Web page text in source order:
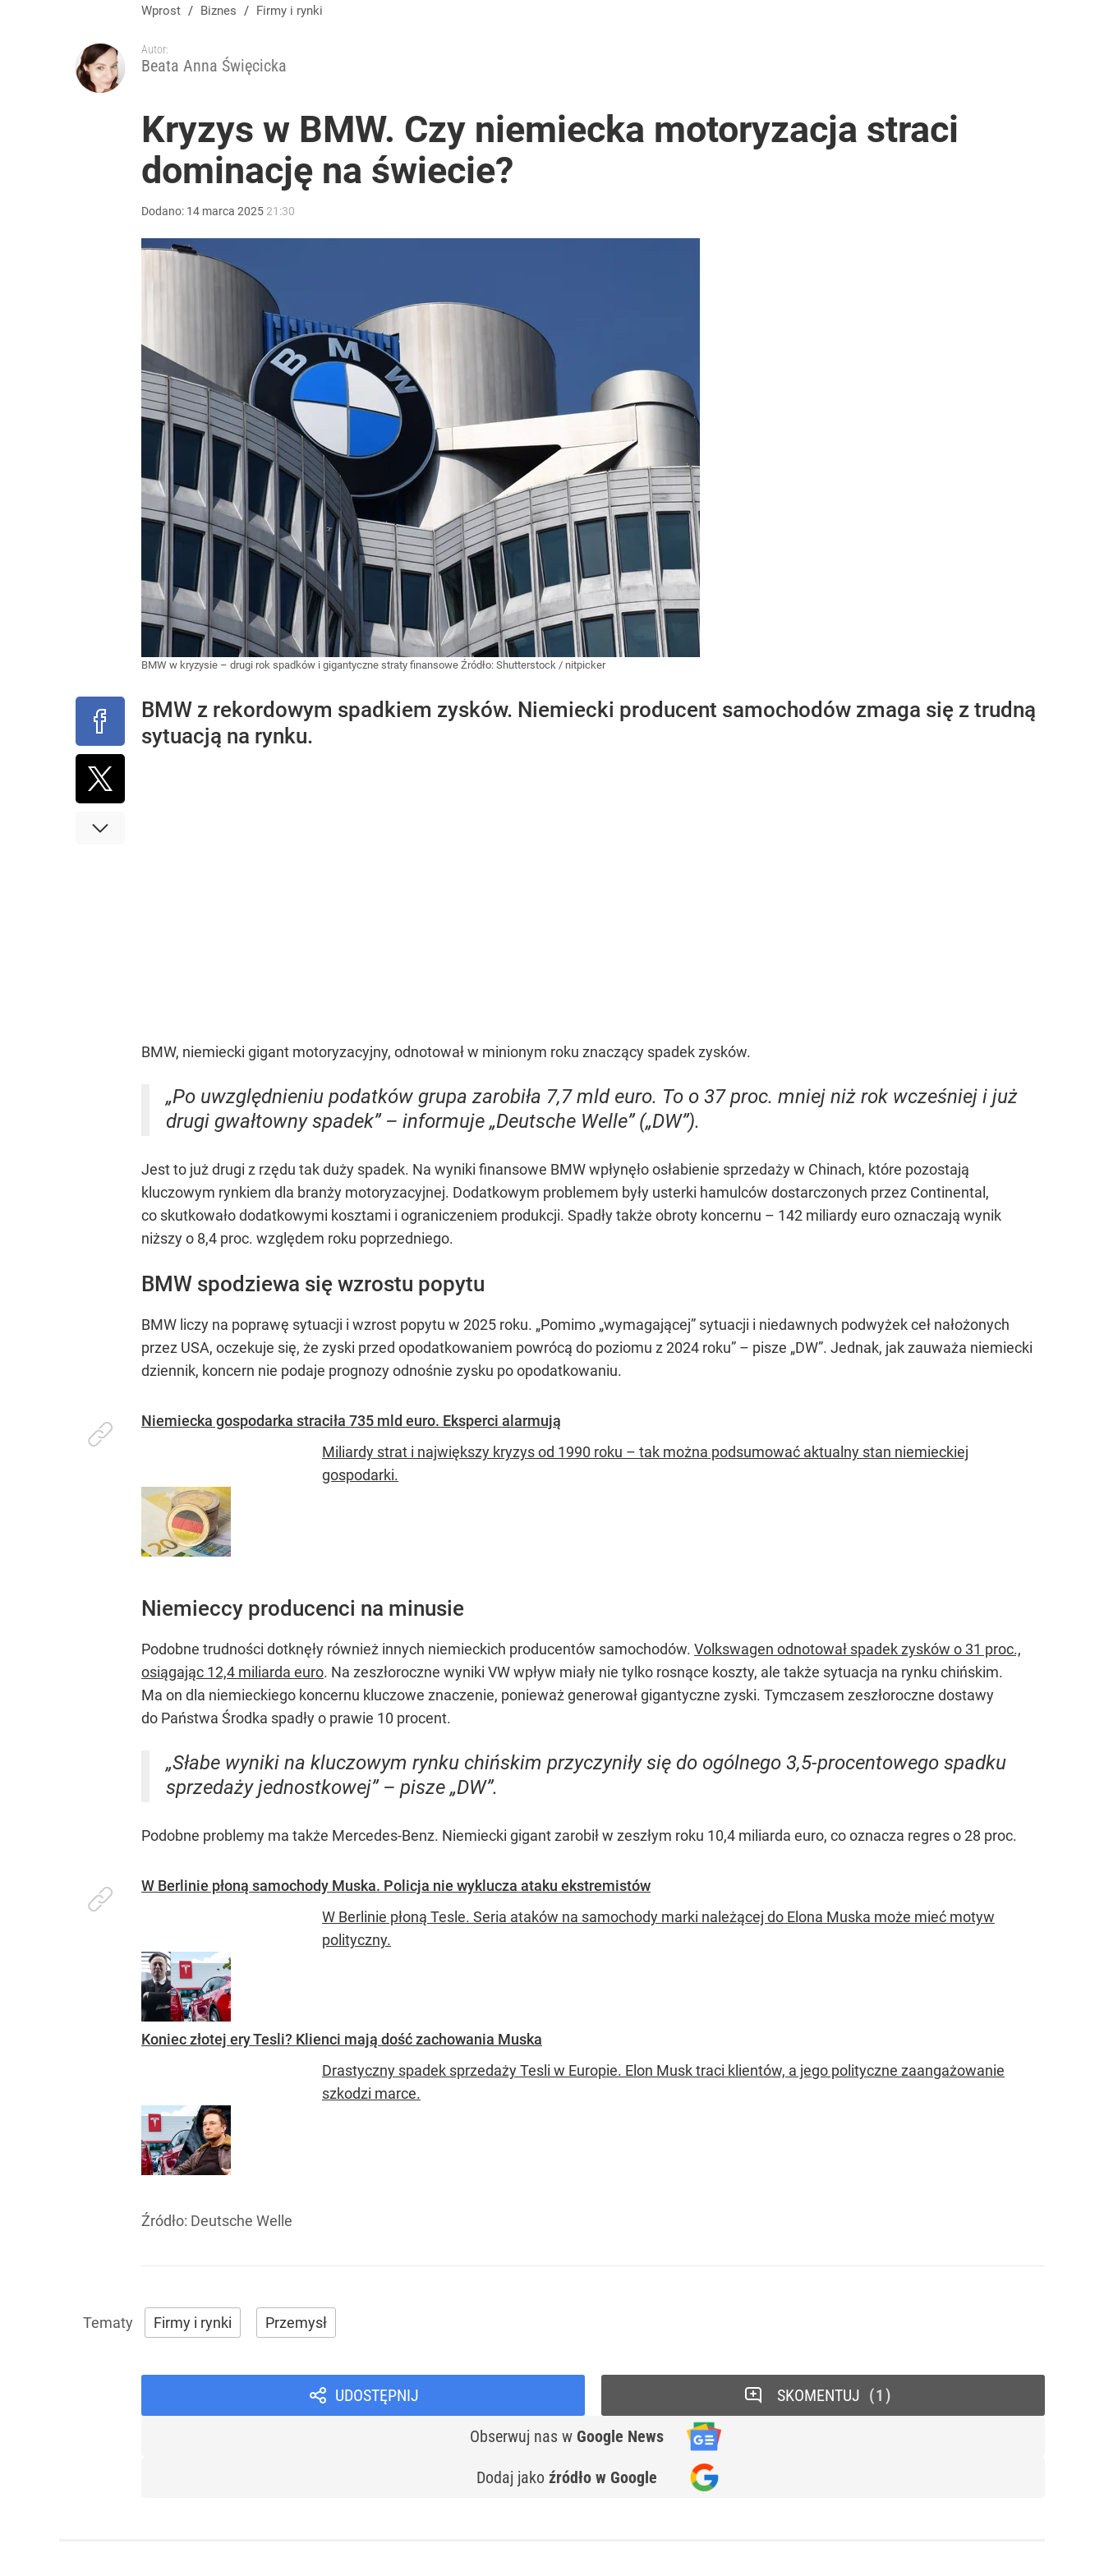
Wprost / Biznes / Firmy i rynki
Autor:
Beata Anna Święcicka
Kryzys w BMW. Czy niemiecka motoryzacja straci
dominację na świecie?
Dodano: 14 marca 2025 21:30
BMW w kryzysie – drugi rok spadków i gigantyczne straty finansowe Źródło: Shutterstock / nitpicker
BMW z rekordowym spadkiem zysków. Niemiecki producent samochodów zmaga się z trudną
sytuacją na rynku.
BMW, niemiecki gigant motoryzacyjny, odnotował w minionym roku znaczący spadek zysków.
„Po uwzględnieniu podatków grupa zarobiła 7,7 mld euro. To o 37 proc. mniej niż rok wcześniej i już
drugi gwałtowny spadek” – informuje „Deutsche Welle” („DW”).
Jest to już drugi z rzędu tak duży spadek. Na wyniki finansowe BMW wpłynęło osłabienie sprzedaży w Chinach, które pozostają
kluczowym rynkiem dla branży motoryzacyjnej. Dodatkowym problemem były usterki hamulców dostarczonych przez Continental,
co skutkowało dodatkowymi kosztami i ograniczeniem produkcji. Spadły także obroty koncernu – 142 miliardy euro oznaczają wynik
niższy o 8,4 proc. względem roku poprzedniego.
BMW spodziewa się wzrostu popytu
BMW liczy na poprawę sytuacji i wzrost popytu w 2025 roku. „Pomimo „wymagającej” sytuacji i niedawnych podwyżek ceł nałożonych
przez USA, oczekuje się, że zyski przed opodatkowaniem powrócą do poziomu z 2024 roku” – pisze „DW”. Jednak, jak zauważa niemiecki
dziennik, koncern nie podaje prognozy odnośnie zysku po opodatkowaniu.
Niemiecka gospodarka straciła 735 mld euro. Eksperci alarmują
Miliardy strat i największy kryzys od 1990 roku – tak można podsumować aktualny stan niemieckiej
gospodarki.
Niemieccy producenci na minusie
Podobne trudności dotknęły również innych niemieckich producentów samochodów. Volkswagen odnotował spadek zysków o 31 proc.,
osiągając 12,4 miliarda euro. Na zeszłoroczne wyniki VW wpływ miały nie tylko rosnące koszty, ale także sytuacja na rynku chińskim.
Ma on dla niemieckiego koncernu kluczowe znaczenie, ponieważ generował gigantyczne zyski. Tymczasem zeszłoroczne dostawy
do Państwa Środka spadły o prawie 10 procent.
„Słabe wyniki na kluczowym rynku chińskim przyczyniły się do ogólnego 3,5-procentowego spadku
sprzedaży jednostkowej” – pisze „DW”.
Podobne problemy ma także Mercedes-Benz. Niemiecki gigant zarobił w zeszłym roku 10,4 miliarda euro, co oznacza regres o 28 proc.
W Berlinie płoną samochody Muska. Policja nie wyklucza ataku ekstremistów
W Berlinie płoną Tesle. Seria ataków na samochody marki należącej do Elona Muska może mieć motyw
polityczny.
Koniec złotej ery Tesli? Klienci mają dość zachowania Muska
Drastyczny spadek sprzedaży Tesli w Europie. Elon Musk traci klientów, a jego polityczne zaangażowanie
szkodzi marce.
Źródło: Deutsche Welle
Firmy i rynki Przemysł
UDOSTĘPNIJ
Obserwuj nas w Google News
Dodaj jako źródło w Google
SKOMENTUJ 1